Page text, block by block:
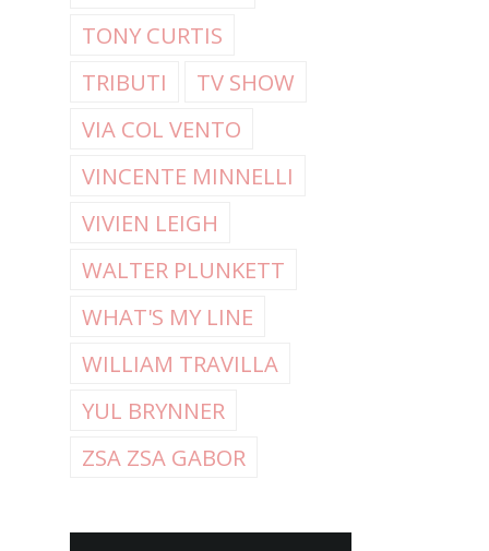
TONY CURTIS
TRIBUTI
TV SHOW
VIA COL VENTO
VINCENTE MINNELLI
VIVIEN LEIGH
WALTER PLUNKETT
WHAT'S MY LINE
WILLIAM TRAVILLA
YUL BRYNNER
ZSA ZSA GABOR